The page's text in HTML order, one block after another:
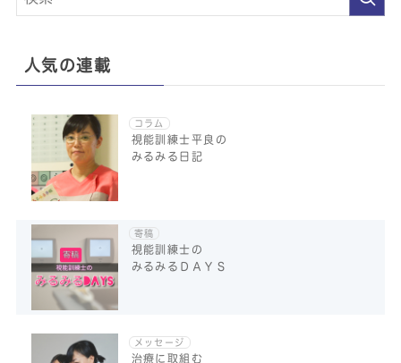
人気の連載
コラム
視能訓練士平良の
みるみる日記
寄稿
視能訓練士の
みるみるＤＡＹＳ
メッセージ
治療に取組む